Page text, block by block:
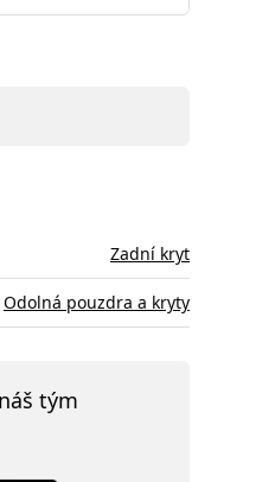
Zadní kryt
Odolná pouzdra a kryty
tým